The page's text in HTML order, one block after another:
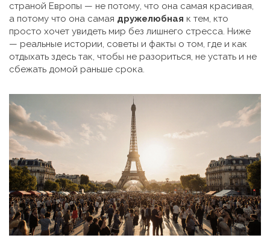
страной Европы — не потому, что она самая красивая,
а потому что она самая дружелюбная к тем, кто
просто хочет увидеть мир без лишнего стресса. Ниже
— реальные истории, советы и факты о том, где и как
отдыхать здесь так, чтобы не разориться, не устать и не
сбежать домой раньше срока.